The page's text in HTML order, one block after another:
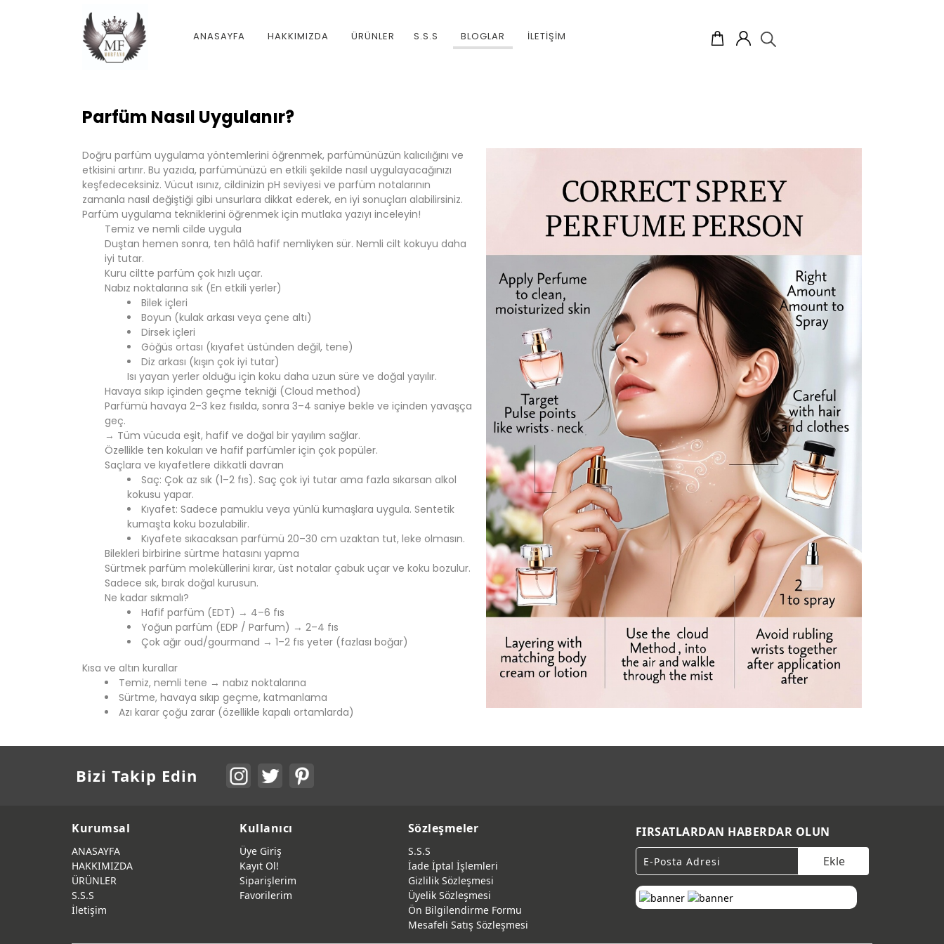
Parfüm Nasıl Uygulanır?
Doğru parfüm uygulama yöntemlerini öğrenmek, parfümünüzün kalıcılığını ve
etkisini artırır. Bu yazıda, parfümünüzü en etkili şekilde nasıl uygulayacağınızı
keşfedeceksiniz. Vücut ısınız, cildinizin pH seviyesi ve parfüm notalarının
zamanla nasıl değiştiği gibi unsurlara dikkat ederek, en iyi sonuçları alabilirsiniz.
Parfüm uygulama tekniklerini öğrenmek için mutlaka yazıyı inceleyin!
Temiz ve nemli cilde uygula
Duştan hemen sonra, ten hâlâ hafif nemliyken sür. Nemli cilt kokuyu daha
iyi tutar.
Kuru ciltte parfüm çok hızlı uçar.
Nabız noktalarına sık (En etkili yerler)
Bilek içleri
Boyun (kulak arkası veya çene altı)
Dirsek içleri
Göğüs ortası (kıyafet üstünden değil, tene)
Diz arkası (kışın çok iyi tutar)
Isı yayan yerler olduğu için koku daha uzun süre ve doğal yayılır.
Havaya sıkıp içinden geçme tekniği (Cloud method)
Parfümü havaya 2–3 kez fısılda, sonra 3–4 saniye bekle ve içinden yavaşça
geç.
→ Tüm vücuda eşit, hafif ve doğal bir yayılım sağlar.
Özellikle ten kokuları ve hafif parfümler için çok popüler.
Saçlara ve kıyafetlere dikkatli davran
Saç: Çok az sık (1–2 fıs). Saç çok iyi tutar ama fazla sıkarsan alkol
kokusu yapar.
Kıyafet: Sadece pamuklu veya yünlü kumaşlara uygula. Sentetik
kumaşta koku bozulabilir.
Kıyafete sıkacaksan parfümü 20–30 cm uzaktan tut, leke olmasın.
Bilekleri birbirine sürtme hatasını yapma
Sürtmek parfüm moleküllerini kırar, üst notalar çabuk uçar ve koku bozulur.
Sadece sık, bırak doğal kurusun.
Ne kadar sıkmalı?
Hafif parfüm (EDT) → 4–6 fıs
Yoğun parfüm (EDP / Parfum) → 2–4 fıs
Çok ağır oud/gourmand → 1–2 fıs yeter (fazlası boğar)
Kısa ve altın kurallar
Temiz, nemli tene → nabız noktalarına
Sürtme, havaya sıkıp geçme, katmanlama
Azı karar çoğu zarar (özellikle kapalı ortamlarda)
ANASAYFA HAKKIMIZDA ÜRÜNLER S.S.S BLOGLAR İLETİŞİM
Bizi Takip Edin
Kurumsal
ANASAYFA
HAKKIMIZDA
ÜRÜNLER
S.S.S
İletişim
Kullanıcı
Üye Giriş
Kayıt Ol!
Siparişlerim
Favorilerim
Sözleşmeler
S.S.S
İade İptal İşlemleri
Gizlilik Sözleşmesi
Üyelik Sözleşmesi
Ön Bilgilendirme Formu
Mesafeli Satış Sözleşmesi
FIRSATLARDAN HABERDAR OLUN
Ekle